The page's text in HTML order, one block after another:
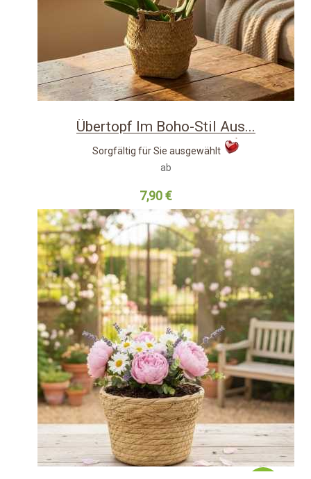
Übertopf Im Boho-Stil Aus...
Sorgfältig für Sie ausgewählt
ab
7,90 €